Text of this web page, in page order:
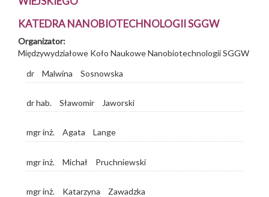
KATEDRA NANOBIOTECHNOLOGII SGGW
Organizator:
Międzywydziałowe Koło Naukowe Nanobiotechnologii SGGW
dr
Malwina Sosnowska
dr hab. Sławomir Jaworski
mgr inż. Agata Lange
mgr inż. Michał Pruchniewski
mgr inż. Katarzyna Zawadzka